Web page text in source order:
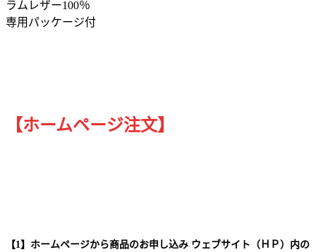
ラムレザー100％
専用パッケージ付
【ホームページ注文】
【1】ホームページから商品のお申し込み ウェブサイト（ＨＰ）内の